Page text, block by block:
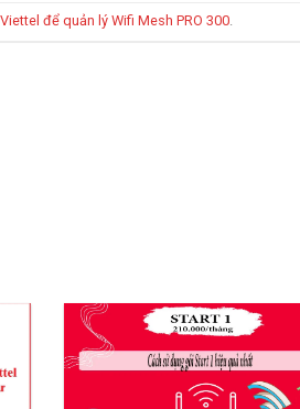
để quản lý Wifi Mesh PRO 300